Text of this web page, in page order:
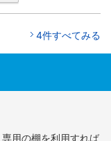
4件すべてみる
用の棚を利用すれば